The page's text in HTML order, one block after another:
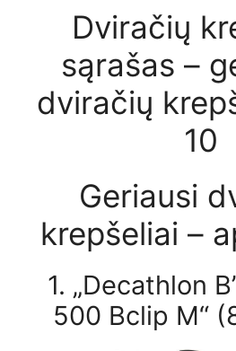
Dviračių
sąrašas –
dviračių
10
Geriausi
krepšeliai –
1. „Decathlon
500 Bclip M“